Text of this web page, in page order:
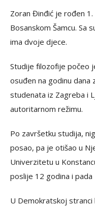
Zoran Đinđić je rođen
Bosanskom Šamcu. Sa
ima dvoje djece.
Studije filozofije počeo
osuđen na godinu
studenata iz Zagreba i
autoritarnom režimu.
Po završetku studija,
posao, pa je otišao u
Univerzitetu u
poslije 12 godina i pada
U Demokratskoj